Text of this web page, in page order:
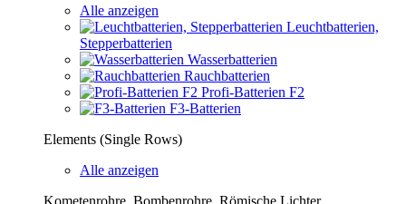
Alle anzeigen
Leuchtbatterien,
Stepperbatterien
Wasserbatterien
Rauchbatterien
Profi-Batterien F2
F3-Batterien
Elements (Single Rows)
Alle anzeigen
Kometenrohre, Bombenrohre, Römische Lichter